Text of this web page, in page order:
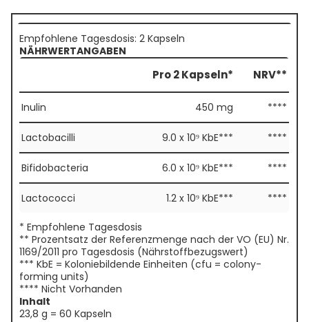
Empfohlene Tagesdosis: 2 Kapseln
NÄHRWERTANGABEN
Pro 2 Kapseln* NRV**
Inulin 450 mg ****
Lactobacilli 9.0 x 10⁹ KbE*** ****
Bifidobacteria 6.0 x 10⁹ KbE*** ****
Lactococci 1.2 x 10⁹ KbE*** ****
* Empfohlene Tagesdosis
** Prozentsatz der Referenzmenge nach der VO (EU) Nr.
1169/2011 pro Tagesdosis (Nährstoffbezugswert)
*** KbE = Koloniebildende Einheiten (cfu = colony-
forming units)
**** Nicht Vorhanden
Inhalt
23,8 g = 60 Kapseln